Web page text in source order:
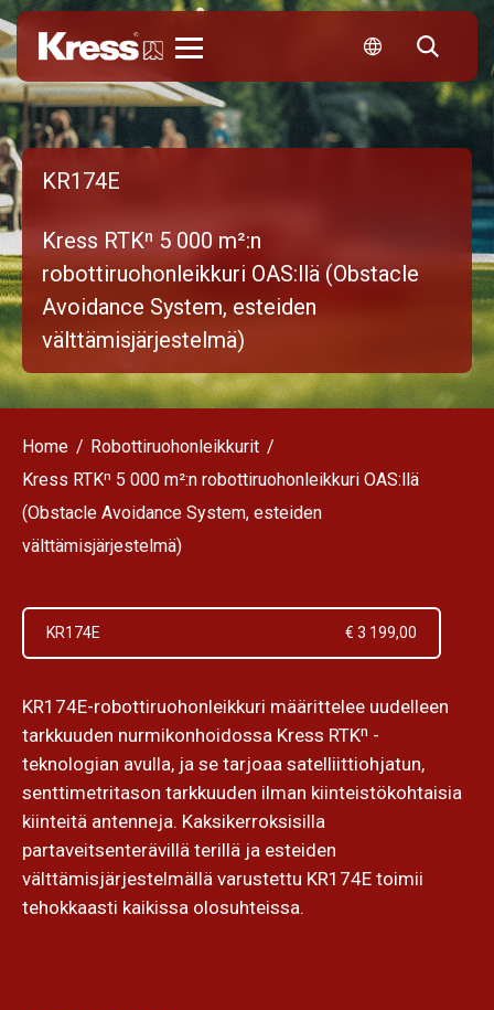
KR174E
Kress RTKⁿ 5 000 m²:n
robottiruohonleikkuri OAS:llä (Obstacle
Avoidance System, esteiden
välttämisjärjestelmä)
Home
Robottiruohonleikkurit
Kress RTKⁿ 5 000 m²:n robottiruohonleikkuri OAS:llä
(Obstacle Avoidance System, esteiden
välttämisjärjestelmä)
KR174E € 3 199,00
KR174E-robottiruohonleikkuri määrittelee uudelleen
tarkkuuden nurmikonhoidossa Kress RTKⁿ -
teknologian avulla, ja se tarjoaa satelliittiohjatun,
senttimetritason tarkkuuden ilman kiinteistökohtaisia
kiinteitä antenneja. Kaksikerroksisilla
partaveitsenterävillä terillä ja esteiden
välttämisjärjestelmällä varustettu KR174E toimii
tehokkaasti kaikissa olosuhteissa.